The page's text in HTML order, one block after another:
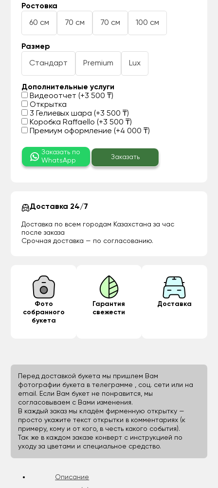
Ростовка
60 см 70 см 70 см 100 см
Размер
Стандарт Premium Lux
Дополнительные услуги
Видеоотчет (+3 500 ₸)
Открытка
3 Гелиевых шара (+3 500 ₸)
Коробка Raffaello (+3 500 ₸)
Премиум оформление (+4 000 ₸)
Заказать по
WhatsApp
Заказать
Доставка 24/7
Доставка по всем городам Казахстана за час
после заказа
Срочная доставка — по согласованию.
Фото
собранного
букета
Гарантия
свежести
Доставка
Перед доставкой букета мы пришлем Вам
фотографии букета в телеграмме , соц. сети или на
email. Если Вам букет не понравится, мы
согласовываем с Вами изменения.
В каждый заказ мы кладём фирменную открытку —
просто укажите текст открытки в комментариях (к
примеру, кому и от кого, в честь какого события).
Так же в каждом заказе конверт с инструкцией по
уходу за цветами и специальное средство.
Описание